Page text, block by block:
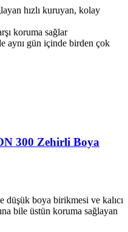
hızlı kuruyan, kolay
koruma sağlar
aynı gün içinde birden çok
300 Zehirli Boya
boya birikmesi ve kalıcı
bile üstün koruma sağlayan